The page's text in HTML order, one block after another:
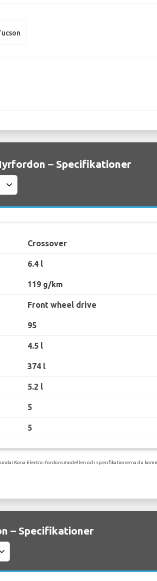
– Specifikationer
Crossover
6.4 l
119 g/km
Front wheel drive
95
4.5 l
374 l
5.2 l
5
5
Kona Electric-fordonsmodellen och specifikationerna du
– Specifikationer